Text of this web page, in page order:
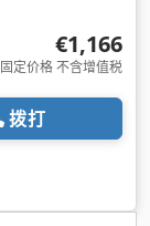
€1,166
固定价格 不含增值税
拨打